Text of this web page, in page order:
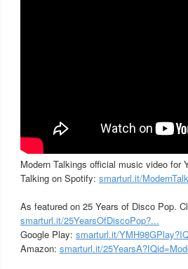
Modern Talkings official music video for
Talking on Spotify: smarturl.it/
As featured on 25 Years of Disco Pop.
smarturl.it/25YearsOfDiscoPop?...
Google Play: smarturl.it/
Amazon: smarturl.it/